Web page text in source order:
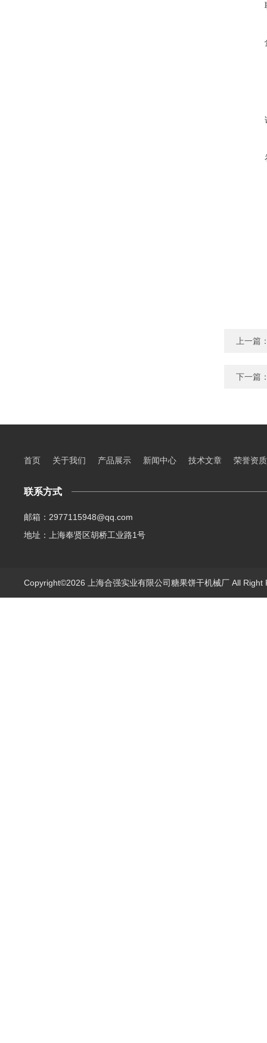
上一篇
下一篇
首页 关于我们 产品展示 新闻中心 技术文章 荣誉资质
联系方式
邮箱：2977115948@qq.com
地址：上海奉贤区胡桥工业路1号
Copyright©2026 上海合强实业有限公司糖果饼干机械厂 All